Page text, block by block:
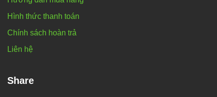
Hình thức thanh toán
Chính sách hoàn trả
Liên hệ
Share